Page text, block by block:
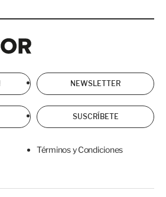
NEWSLETTER
SUSCRÍBETE
Términos y Condiciones